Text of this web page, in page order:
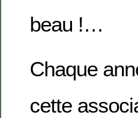
beau !…
Chaque
cette